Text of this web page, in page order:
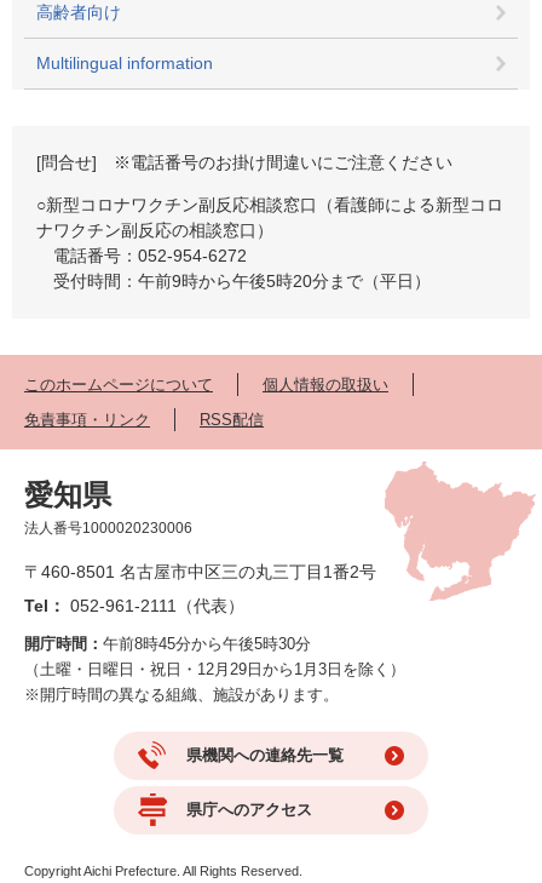
高齢者向け
Multilingual information
[問合せ] ※電話番号のお掛け間違いにご注意ください
○新型コロナワクチン副反応相談窓口（看護師による新型コロ
ナワクチン副反応の相談窓口）
電話番号：052-954-6272
受付時間：午前9時から午後5時20分まで（平日）
このホームページについて
個人情報の取扱い
免責事項・リンク
RSS配信
愛知県
法人番号1000020230006
〒460-8501 名古屋市中区三の丸三丁目1番2号
Tel： 052-961-2111（代表）
開庁時間： 午前8時45分から午後5時30分
（土曜・日曜日・祝日・12月29日から1月3日を除く）
※開庁時間の異なる組織、施設があります。
県機関への連絡先一覧
県庁へのアクセス
Copyright Aichi Prefecture. All Rights Reserved.